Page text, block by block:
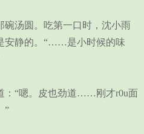
汤圆。吃第一口时，沈小雨
安静的。“……是小时候的味
“嗯。皮也劲道……刚才r0u面
”